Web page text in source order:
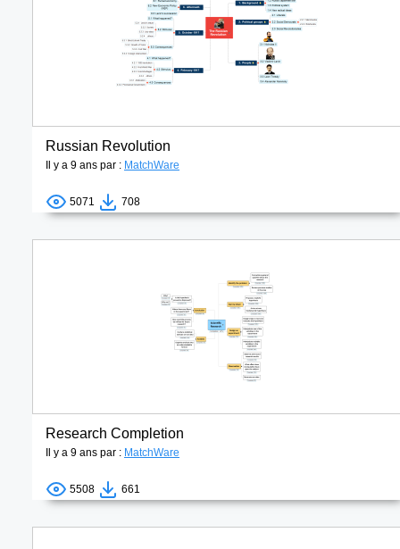
Russian Revolution
Il y a 9 ans par : MatchWare
5071 708
Research Completion
Il y a 9 ans par : MatchWare
5508 661